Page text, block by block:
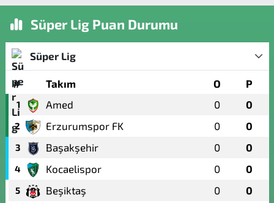
Süper Lig Puan Durumu
Süper Lig
# Takım O P
1 Amed 0 0
2 Erzurumspor FK 0 0
3 Başakşehir 0 0
4 Kocaelispor 0 0
5 Beşiktaş 0 0